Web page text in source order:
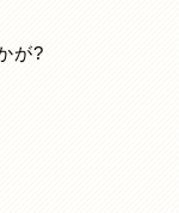
が?